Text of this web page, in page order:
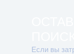
Если вы